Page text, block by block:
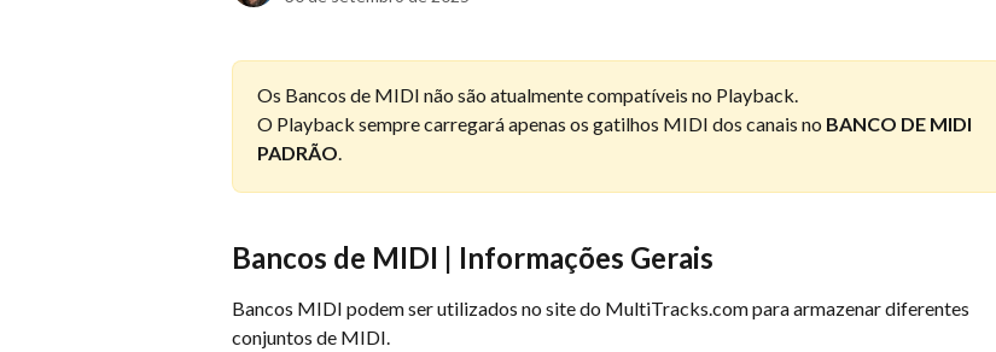
Os Bancos de MIDI não são atualmente compatíveis no Playback.
O Playback sempre carregará apenas os gatilhos MIDI dos canais no BANCO DE MIDI
PADRÃO.
Bancos de MIDI | Informações Gerais
Bancos MIDI podem ser utilizados no site do MultiTracks.com para armazenar diferentes
conjuntos de MIDI.